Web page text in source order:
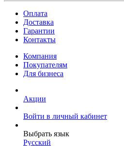
Оплата
Доставка
Гарантии
Контакты
Компания
Покупателям
Для бизнеса
Акции
Войти в личный кабинет
Выбрать язык
Русский